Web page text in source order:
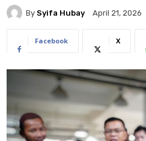
By Syifa Hubay April 21, 2026
Facebook X